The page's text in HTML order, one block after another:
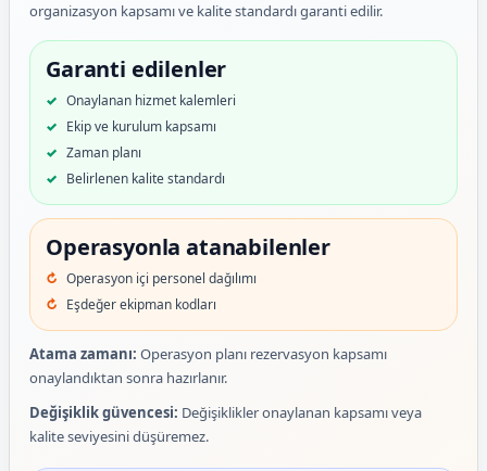
organizasyon kapsamı ve kalite standardı garanti edilir.
Garanti edilenler
Onaylanan hizmet kalemleri
Ekip ve kurulum kapsamı
Zaman planı
Belirlenen kalite standardı
Operasyonla atanabilenler
Operasyon içi personel dağılımı
Eşdeğer ekipman kodları
Atama zamanı: Operasyon planı rezervasyon kapsamı
onaylandıktan sonra hazırlanır.
Değişiklik güvencesi: Değişiklikler onaylanan kapsamı veya
kalite seviyesini düşüremez.